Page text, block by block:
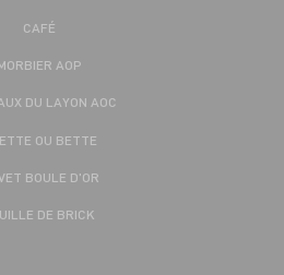
CAFÉ
AOP
DU LAYON AOC
OU BETTE
BOULE D'OR
DE BRICK